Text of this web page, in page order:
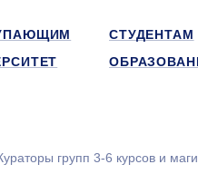
СТУДЕНТАМ
групп 3-6 курсов и